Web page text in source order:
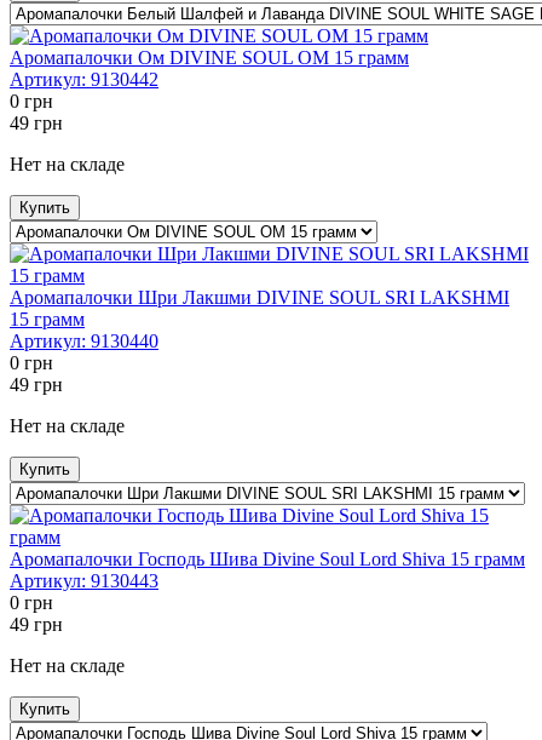
Аромапалочки Ом DIVINE SOUL OM 15 грамм
Артикул: 9130442
0 грн
49 грн
Нет на складе
Купить
Аромапалочки Шри Лакшми DIVINE SOUL SRI LAKSHMI
15 грамм
Артикул: 9130440
0 грн
49 грн
Нет на складе
Купить
Аромапалочки Господь Шива Divine Soul Lord Shiva 15 грамм
Артикул: 9130443
0 грн
49 грн
Нет на складе
Купить